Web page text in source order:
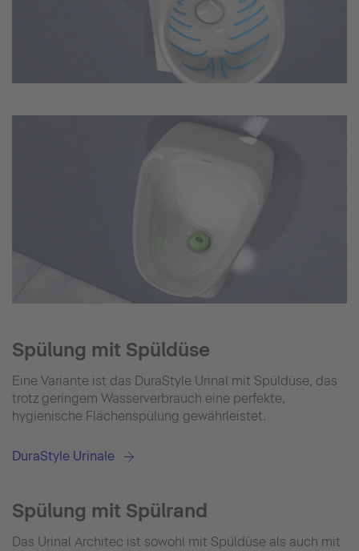
Spülung mit Spüldüse
Eine Variante ist das DuraStyle Urinal mit Spüldüse, das
trotz geringem Wasserverbrauch eine perfekte,
hygienische Flächenspülung gewährleistet.
DuraStyle Urinale
Spülung mit Spülrand
Das Urinal Architec ist sowohl mit Spüldüse als auch mit